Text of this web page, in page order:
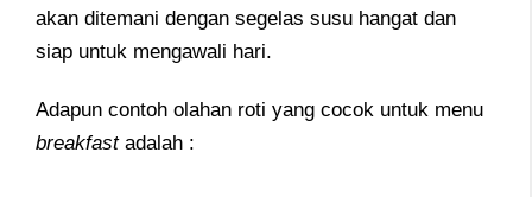
akan ditemani dengan segelas susu hangat dan
siap untuk mengawali hari.
Adapun contoh olahan roti yang cocok untuk menu
breakfastadalah :